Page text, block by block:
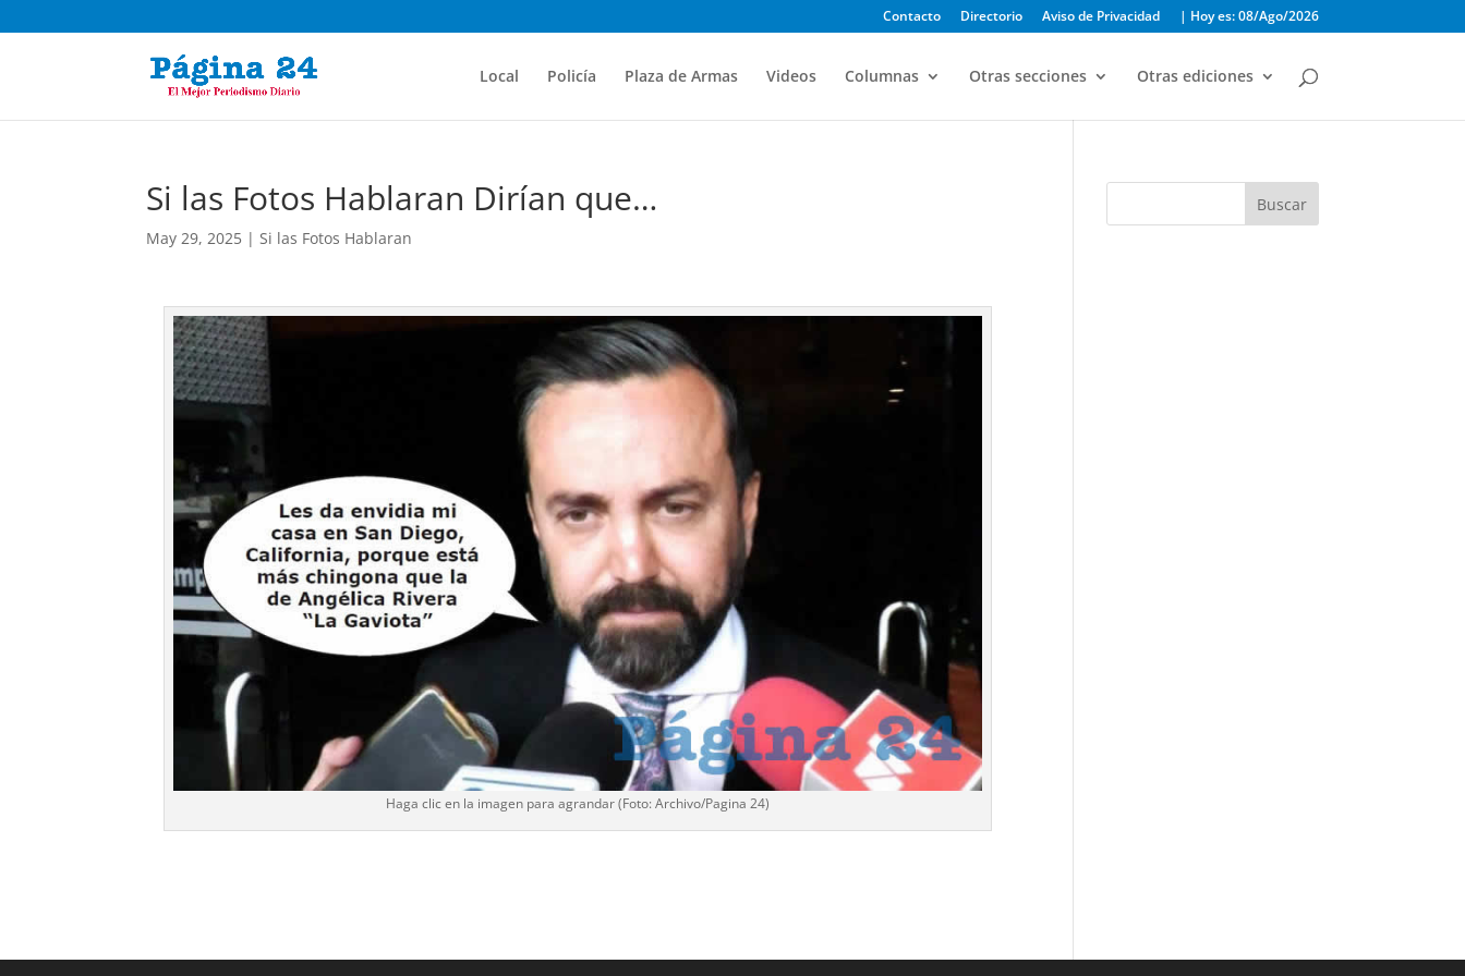
Contacto Directorio Aviso de Privacidad | Hoy es: 08/Ago/2026
Local Policía Plaza de Armas Videos Columnas Otras secciones Otras ediciones
Si las Fotos Hablaran Dirían que…
May 29, 2025 |Si las Fotos Hablaran
Haga clic en la imagen para agrandar (Foto: Archivo/Pagina 24)
Buscar